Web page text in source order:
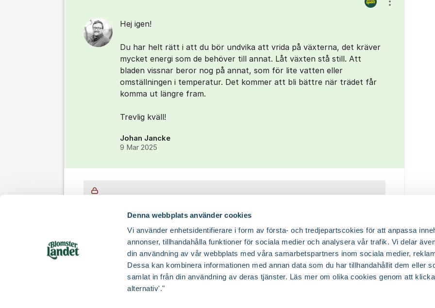
Denna webbplats använder cookies
Vi använder enhetsidentifierare i form av första- och tredjepartscokies för att anpassa
annonser, tillhandahålla funktioner för sociala medier och analysera vår trafik. Vi delar
din användning av vår webbplats med våra samarbetspartners inom sociala medier,
Dessa kan kombinera informationen med annan data som du har tillhandahållit dem eller
samlat in från din användning av deras tjänster. Läs mer om olika cookies genom att
alternativ'."
Hej igen!
Du har helt rätt i att du bör undvika att vrida på växterna, det kräver
mycket energi som de behöver till annat. Låt växten stå still. Att
bladen vissnar beror nog på annat, som för lite vatten eller
omställningen i temperatur. Det kommer att bli bättre när trädet får
komma ut längre fram.
Trevlig kväll!
Johan Jancke
9 Mar 2025
Visa/dölj
Supportforum från